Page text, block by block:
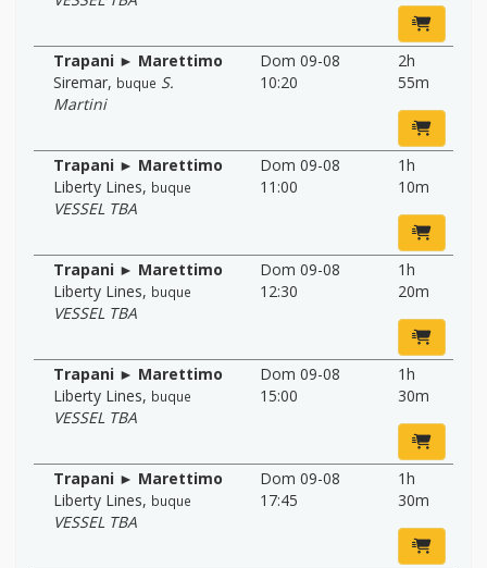
Trapani ► Marettimo
Siremar, buque S.
Martini
Dom 09-08
10:20
2h
55m
Trapani ► Marettimo
Liberty Lines, buque
VESSEL TBA
Dom 09-08
11:00
1h
10m
Trapani ► Marettimo
Liberty Lines, buque
VESSEL TBA
Dom 09-08
12:30
1h
20m
Trapani ► Marettimo
Liberty Lines, buque
VESSEL TBA
Dom 09-08
15:00
1h
30m
Trapani ► Marettimo
Liberty Lines, buque
VESSEL TBA
Dom 09-08
17:45
1h
30m